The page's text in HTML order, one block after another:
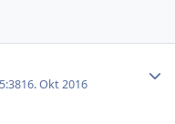
16. Okt 2016